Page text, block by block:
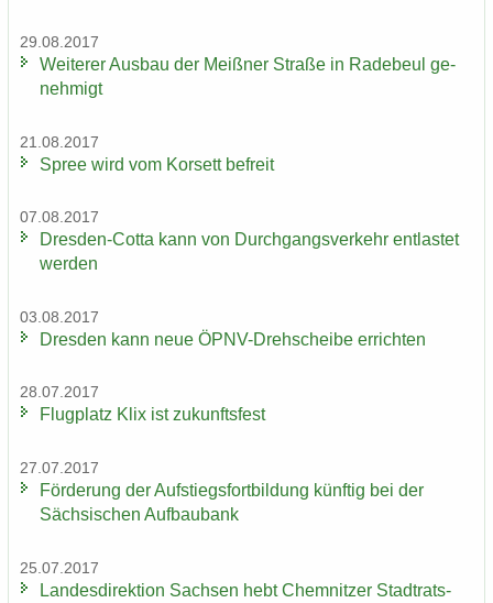
29.08.2017
Wei­te­rer Aus­bau der Meiß­ner Stra­ße in Ra­de­beul ge­
neh­migt
21.08.2017
Spree wird vom Kor­sett be­freit
07.08.2017
Dresden-​Cotta kann von Durch­gangs­ver­kehr ent­las­tet
wer­den
03.08.2017
Dres­den kann neue ÖPNV-​Drehscheibe er­rich­ten
28.07.2017
Flug­platz Klix ist zu­kunfts­fest
27.07.2017
För­de­rung der Auf­stiegs­fort­bil­dung künf­tig bei der
Säch­si­schen Auf­bau­bank
25.07.2017
Lan­des­di­rek­ti­on Sach­sen hebt Chem­nit­zer Stadt­rats­